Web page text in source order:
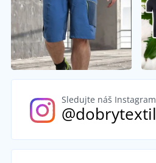
Sledujte náš Instagram
@dobrytextil